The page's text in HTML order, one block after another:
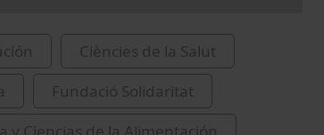
Ciències de la Salut
Fundació Solidaritat
y Ciencias de la Alimentación